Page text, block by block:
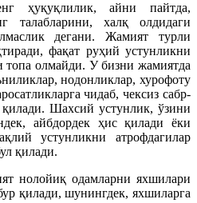
ҳуқуқлилик, айни пайтда,
талабларини, халқ олдидаги
дегани. Жамият турли
фақат руҳий устунликни
топа олмайди. У бизни жамиятда
нодонликлар, хурофоту
чидаб, чексиз сабр-
Шахсий устунлик, ўзини
айбдордек ҳис қилади ёки
устунликни атрофдагилар
қилади.
нолойиқ одамларни яхшилари
қилади, шунингдек, яхшиларга